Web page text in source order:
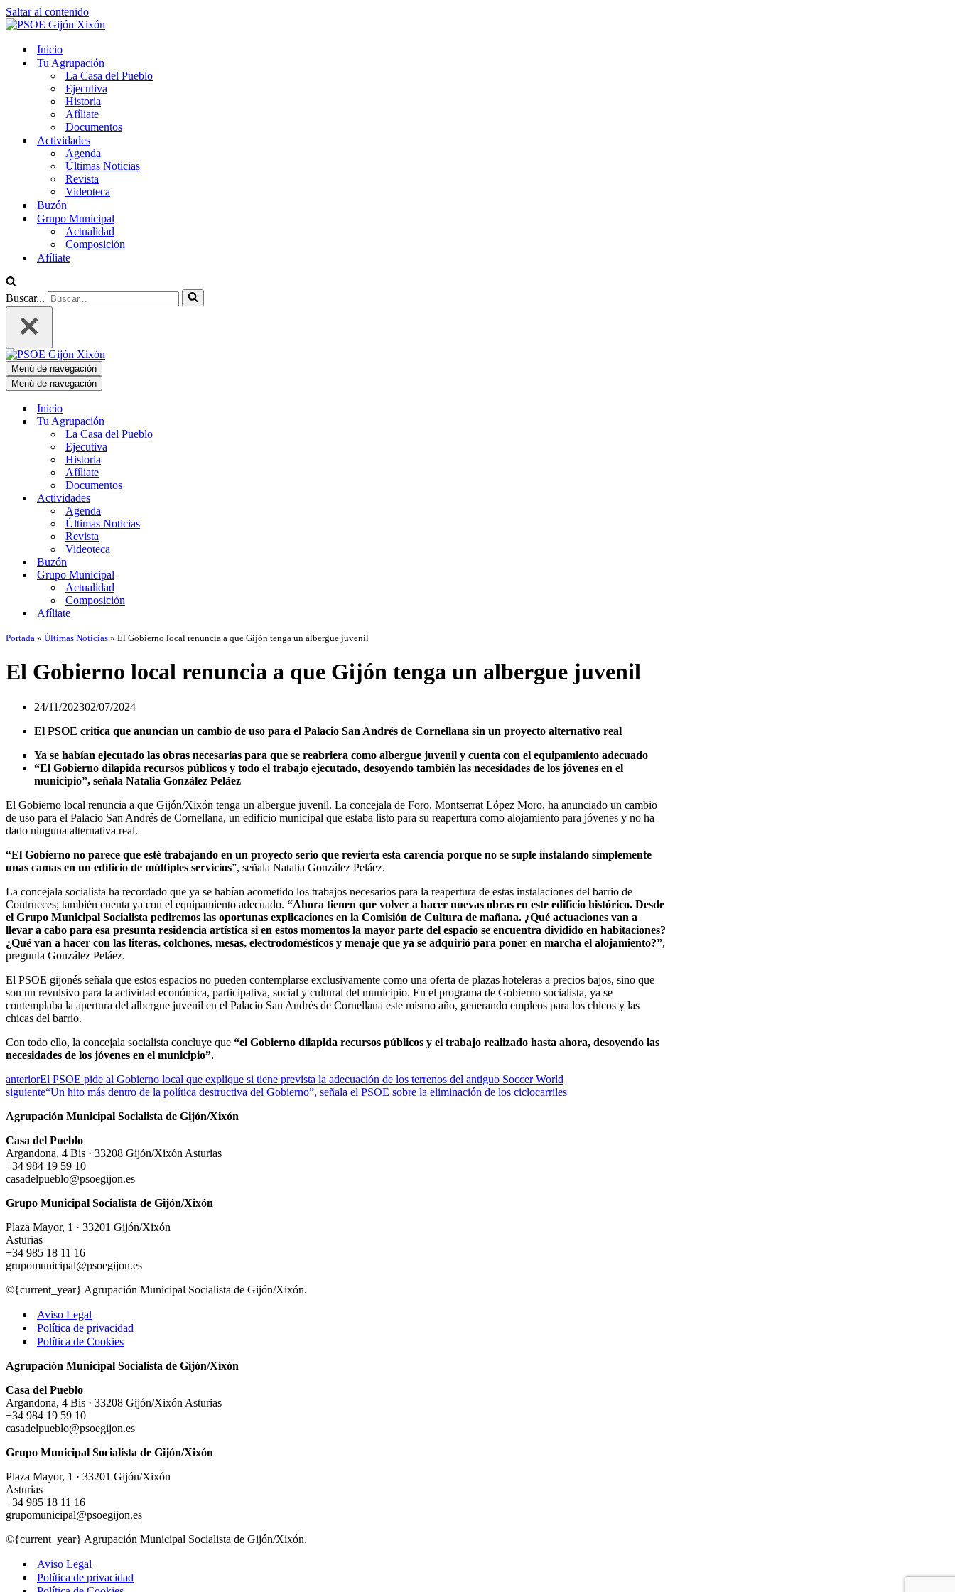
Saltar al contenido
Inicio
Tu Agrupación
La Casa del Pueblo
Ejecutiva
Historia
Afíliate
Documentos
Actividades
Agenda
Últimas Noticias
Revista
Videoteca
Buzón
Grupo Municipal
Actualidad
Composición
Afíliate
Buscar...
Menú de navegación
Menú de navegación
Inicio
Tu Agrupación
La Casa del Pueblo
Ejecutiva
Historia
Afíliate
Documentos
Actividades
Agenda
Últimas Noticias
Revista
Videoteca
Buzón
Grupo Municipal
Actualidad
Composición
Afíliate
Portada » Últimas Noticias » El Gobierno local renuncia a que Gijón tenga un albergue juvenil
El Gobierno local renuncia a que Gijón tenga un albergue juvenil
24/11/202302/07/2024
El PSOE critica que anuncian un cambio de uso para el Palacio San Andrés de Cornellana sin un proyecto alternativo real
Ya se habían ejecutado las obras necesarias para que se reabriera como albergue juvenil y cuenta con el equipamiento adecuado
“El Gobierno dilapida recursos públicos y todo el trabajo ejecutado, desoyendo también las necesidades de los jóvenes en el
municipio”, señala Natalia González Peláez
El Gobierno local renuncia a que Gijón/Xixón tenga un albergue juvenil. La concejala de Foro, Montserrat López Moro, ha anunciado un cambio
de uso para el Palacio San Andrés de Cornellana, un edificio municipal que estaba listo para su reapertura como alojamiento para jóvenes y no ha
dado ninguna alternativa real.
“El Gobierno no parece que esté trabajando en un proyecto serio que revierta esta carencia porque no se suple instalando simplemente
unas camas en un edificio de múltiples servicios”, señala Natalia González Peláez.
La concejala socialista ha recordado que ya se habían acometido los trabajos necesarios para la reapertura de estas instalaciones del barrio de
Contrueces; también cuenta ya con el equipamiento adecuado. “Ahora tienen que volver a hacer nuevas obras en este edificio histórico. Desde
el Grupo Municipal Socialista pediremos las oportunas explicaciones en la Comisión de Cultura de mañana. ¿Qué actuaciones van a
llevar a cabo para esa presunta residencia artística si en estos momentos la mayor parte del espacio se encuentra dividido en habitaciones?
¿Qué van a hacer con las literas, colchones, mesas, electrodomésticos y menaje que ya se adquirió para poner en marcha el alojamiento?”,
pregunta González Peláez.
El PSOE gijonés señala que estos espacios no pueden contemplarse exclusivamente como una oferta de plazas hoteleras a precios bajos, sino que
son un revulsivo para la actividad económica, participativa, social y cultural del municipio. En el programa de Gobierno socialista, ya se
contemplaba la apertura del albergue juvenil en el Palacio San Andrés de Cornellana este mismo año, generando empleos para los chicos y las
chicas del barrio.
Con todo ello, la concejala socialista concluye que “el Gobierno dilapida recursos públicos y el trabajo realizado hasta ahora, desoyendo las
necesidades de los jóvenes en el municipio”.
anteriorEl PSOE pide al Gobierno local que explique si tiene prevista la adecuación de los terrenos del antiguo Soccer World
siguiente“Un hito más dentro de la política destructiva del Gobierno”, señala el PSOE sobre la eliminación de los ciclocarriles
Agrupación Municipal Socialista de Gijón/Xixón
Casa del Pueblo
Argandona, 4 Bis · 33208 Gijón/Xixón Asturias
+34 984 19 59 10
casadelpueblo@psoegijon.es
Grupo Municipal Socialista de Gijón/Xixón
Plaza Mayor, 1 · 33201 Gijón/Xixón
Asturias
+34 985 18 11 16
grupomunicipal@psoegijon.es
©{current_year} Agrupación Municipal Socialista de Gijón/Xixón.
Aviso Legal
Política de privacidad
Política de Cookies
Agrupación Municipal Socialista de Gijón/Xixón
Casa del Pueblo
Argandona, 4 Bis · 33208 Gijón/Xixón Asturias
+34 984 19 59 10
casadelpueblo@psoegijon.es
Grupo Municipal Socialista de Gijón/Xixón
Plaza Mayor, 1 · 33201 Gijón/Xixón
Asturias
+34 985 18 11 16
grupomunicipal@psoegijon.es
©{current_year} Agrupación Municipal Socialista de Gijón/Xixón.
Aviso Legal
Política de privacidad